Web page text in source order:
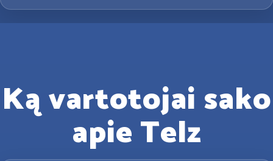
Ką vartotojai sako
apie Telz